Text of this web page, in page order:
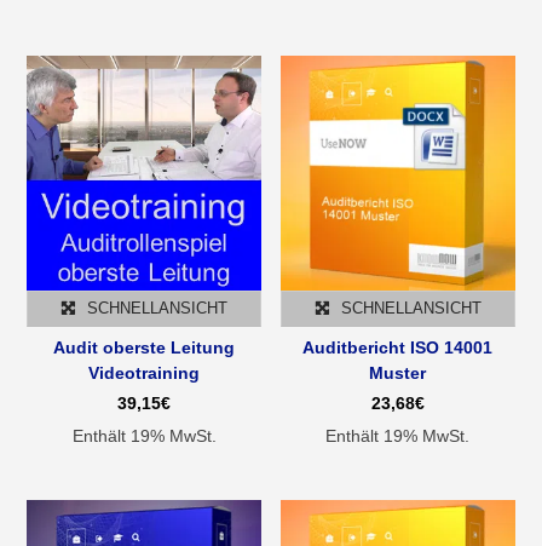
SCHNELLANSICHT
Audit oberste Leitung
Videotraining
39,15€
Enthält 19% MwSt.
SCHNELLANSICHT
Auditbericht ISO 14001
Muster
23,68€
Enthält 19% MwSt.